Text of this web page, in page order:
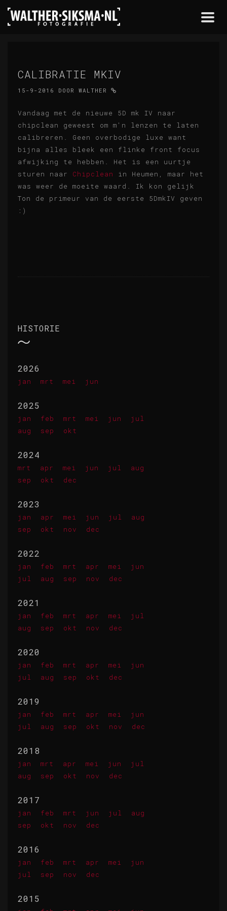
CALIBRATIE MKIV
15-9-2016 DOOR WALTHER
Vandaag met de nieuwe 5D mk IV naar
chipclean geweest om m'n lenzen te laten
calibreren. Geen overbodige luxe want
bijna alles bleek een flinke front focus
afwijking te hebben. Het is een uurtje
sturen naar Chipclean
in Heumen, maar het
was weer de moeite waard. Ik kon gelijk
Ton de primeur van de eerste 5DmkIV geven
:)
HISTORIE
2026
jan mrt mei jun
2025
jan feb mrt mei jun
jul
aug
sep okt
2024
mrt apr mei jun jul
aug
sep
okt dec
2023
jan apr mei jun jul
aug
sep
okt nov dec
2022
jan feb mrt apr mei
jun
jul
aug sep nov dec
2021
jan feb mrt apr mei
jul
aug
sep okt nov dec
2020
jan feb mrt apr mei
jun
jul
aug sep okt dec
2019
jan feb mrt apr mei
jun
jul
aug sep okt nov dec
2018
jan mrt apr mei jun
jul
aug
sep okt nov dec
2017
jan feb mrt jun jul
aug
sep
okt nov dec
2016
jan feb mrt apr mei
jun
jul
sep nov dec
2015